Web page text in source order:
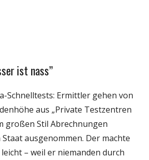
ist nass”
Schnelltests: Ermittler gehen von
aus „Private Testzentren
großen Stil Abrechnungen
ausgenommen. Der machte
– weil er niemanden durch